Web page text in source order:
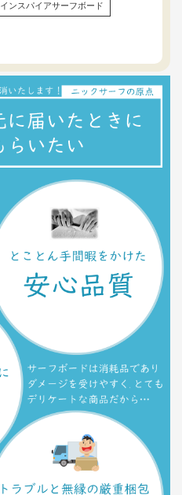
インスパイアサーフボード